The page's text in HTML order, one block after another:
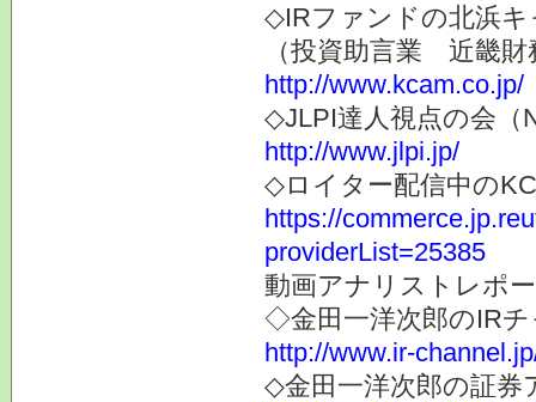
◇IRファンドの北浜
（投資助言業 近畿財
http://www.kcam.co.jp/
◇JLPI達人視点の会（
http://www.jlpi.jp/
◇ロイター配信中の
https://
providerList=25385
動画アナリストレポ
◇金田一洋次郎のIR
http://www.ir-
◇金田一洋次郎の証券